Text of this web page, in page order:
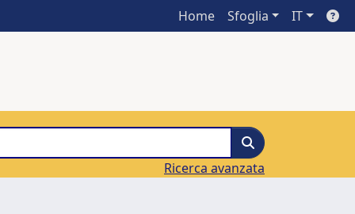
Home Sfoglia IT
Ricerca avanzata